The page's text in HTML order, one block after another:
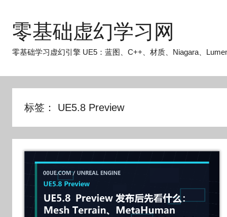
零基础虚幻学习网
零基础学习虚幻引擎 UE5：蓝图、C++、材质、Niagara、
标签： UE5.8 Preview